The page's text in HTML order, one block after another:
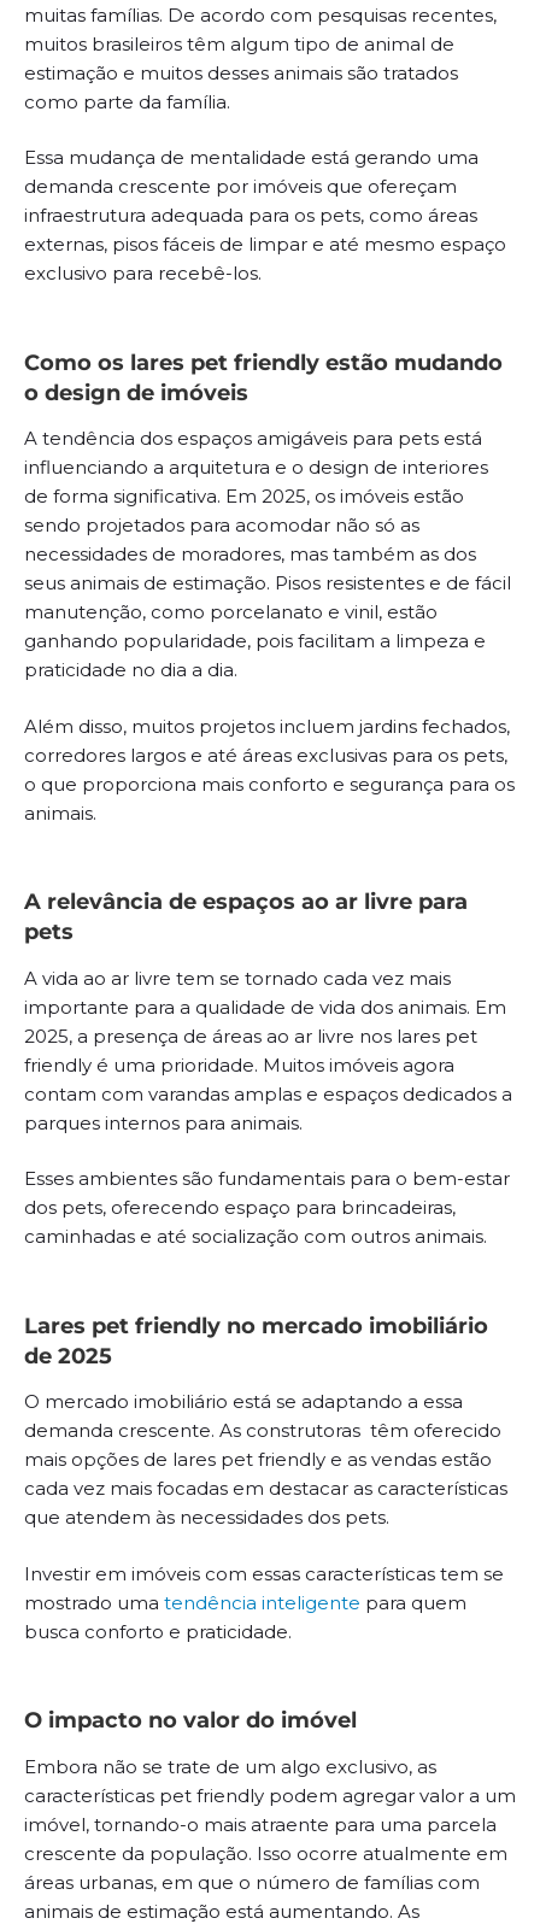
muitas famílias. De acordo com pesquisas recentes,
muitos brasileiros têm algum tipo de animal de
estimação e muitos desses animais são tratados
como parte da família.
Essa mudança de mentalidade está gerando uma
demanda crescente por imóveis que ofereçam
infraestrutura adequada para os pets, como áreas
externas, pisos fáceis de limpar e até mesmo espaço
exclusivo para recebê-los.
Como os lares pet friendly estão mudando
o design de imóveis
A tendência dos espaços amigáveis para pets está
influenciando a arquitetura e o design de interiores
de forma significativa. Em 2025, os imóveis estão
sendo projetados para acomodar não só as
necessidades de moradores, mas também as dos
seus animais de estimação. Pisos resistentes e de fácil
manutenção, como porcelanato e vinil, estão
ganhando popularidade, pois facilitam a limpeza e
praticidade no dia a dia.
Além disso, muitos projetos incluem jardins fechados,
corredores largos e até áreas exclusivas para os pets,
o que proporciona mais conforto e segurança para os
animais.
A relevância de espaços ao ar livre para
pets
A vida ao ar livre tem se tornado cada vez mais
importante para a qualidade de vida dos animais. Em
2025, a presença de áreas ao ar livre nos lares pet
friendly é uma prioridade. Muitos imóveis agora
contam com varandas amplas e espaços dedicados a
parques internos para animais.
Esses ambientes são fundamentais para o bem-estar
dos pets, oferecendo espaço para brincadeiras,
caminhadas e até socialização com outros animais.
Lares pet friendly no mercado imobiliário
de 2025
O mercado imobiliário está se adaptando a essa
demanda crescente. As construtoras têm oferecido
mais opções de lares pet friendly e as vendas estão
cada vez mais focadas em destacar as características
que atendem às necessidades dos pets.
Investir em imóveis com essas características tem se
mostrado uma tendência inteligente para quem
busca conforto e praticidade.
O impacto no valor do imóvel
Embora não se trate de um algo exclusivo, as
características pet friendly podem agregar valor a um
imóvel, tornando-o mais atraente para uma parcela
crescente da população. Isso ocorre atualmente em
áreas urbanas, em que o número de famílias com
animais de estimação está aumentando. As